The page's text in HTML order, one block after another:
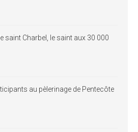
saint Charbel, le saint aux 30 000
au pèlerinage de Pentecôte